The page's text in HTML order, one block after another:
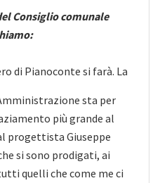
Consiglio comunale
di Pianoconte si farà. La
sta per
più grande al
progettista Giuseppe
si sono prodigati, ai
quelli che come me ci